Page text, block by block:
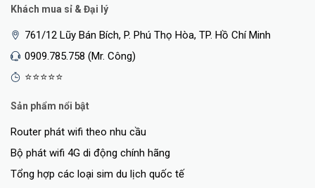
Khách mua sỉ & Đại lý
761/12 Lũy Bán Bích, P. Phú Thọ Hòa, TP. Hồ Chí Minh
0909.785.758 (Mr. Công)
⭐⭐⭐⭐⭐
Sản phẩm nổi bật
Router phát wifi theo nhu cầu
Bộ phát wifi 4G di động chính hãng
Tổng hợp các loại sim du lịch quốc tế